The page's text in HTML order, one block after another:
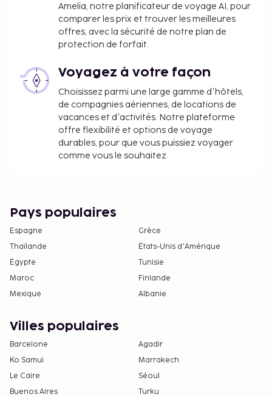
Amelia, notre planificateur de voyage AI, pour
comparer les prix et trouver les meilleures
offres, avec la sécurité de notre plan de
protection de forfait.
Voyagez à votre façon
Choisissez parmi une large gamme d'hôtels,
de compagnies aériennes, de locations de
vacances et d'activités. Notre plateforme
offre flexibilité et options de voyage
durables, pour que vous puissiez voyager
comme vous le souhaitez.
Pays populaires
Espagne
Grèce
Thaïlande
États-Unis d'Amérique
Égypte
Tunisie
Maroc
Finlande
Mexique
Albanie
Villes populaires
Barcelone
Agadir
Ko Samui
Marrakech
Le Caire
Séoul
Buenos Aires
Turku